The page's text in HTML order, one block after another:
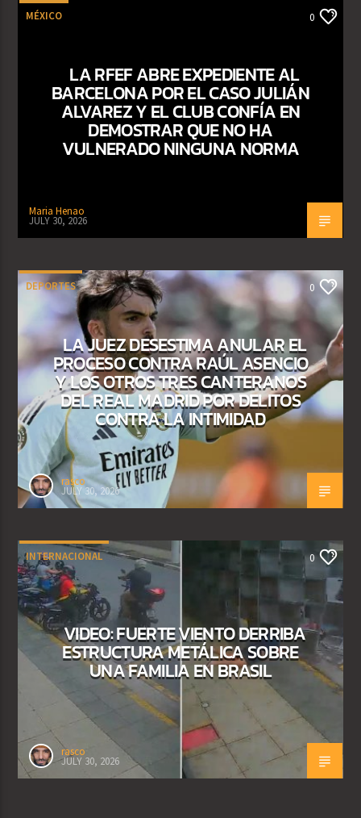
MÉXICO 0
LA RFEF ABRE EXPEDIENTE AL
BARCELONA POR EL CASO JULIÁN
ALVAREZ Y EL CLUB CONFÍA EN
DEMOSTRAR QUE NO HA
VULNERADO NINGUNA NORMA
Maria Henao
JULY 30, 2026
DEPORTES 0
LA JUEZ DESESTIMA ANULAR EL
PROCESO CONTRA RAÚL ASENCIO
Y LOS OTROS TRES CANTERANOS
DEL REAL MADRID POR DELITOS
CONTRA LA INTIMIDAD
rasco
JULY 30, 2026
INTERNACIONAL 0
VIDEO: FUERTE VIENTO DERRIBA
ESTRUCTURA METÁLICA SOBRE
UNA FAMILIA EN BRASIL
rasco
JULY 30, 2026